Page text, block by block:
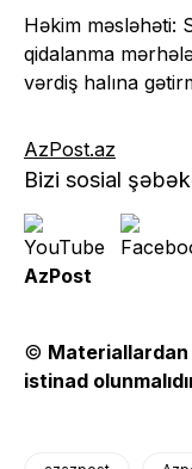
Həkim məsləhəti:
qidalanma
vərdiş halına
AzPost.az
Bizi sosial
AzPost
©
istinad